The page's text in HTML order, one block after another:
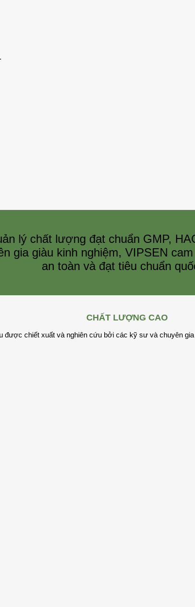
lý chất lượng đạt chuẩn GMP,
gia giàu kinh nghiệm, VIPSEN
an toàn và đạt tiêu chuẩn
CHẤT LƯỢNG CAO
được chiết xuất và nghiên cứu bởi các kỹ sư và chuyên gia